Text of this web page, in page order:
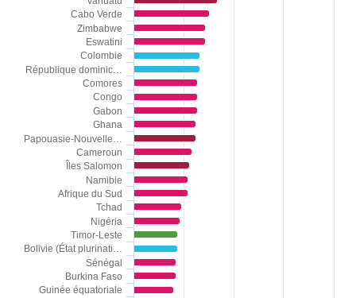
Cabo Verde
Zimbabwe
Eswatini
Colombie
République dominic…
Comores
Congo
Gabon
Ghana
Papouasie-Nouvelle…
Cameroun
Îles Salomon
Namibie
Afrique du Sud
Tchad
Nigéria
Timor-Leste
Bolivie (État plurinati…
Sénégal
Burkina Faso
Guinée équatoriale